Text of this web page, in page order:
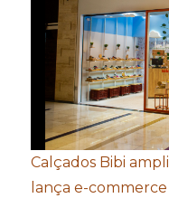
Calçados Bibi
lança e-